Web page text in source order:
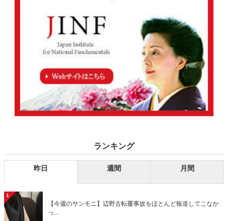
ランキング
昨日 週間 月間
1
【今週のサンモニ】辺野古転覆事故をほとんど報道してこなか
っ...